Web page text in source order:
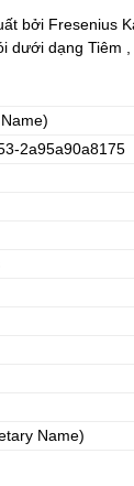
bởi Fresenius
dưới dạng Tiêm ,
2a95a90a8175
Name)